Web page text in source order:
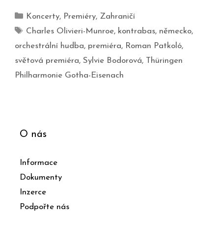
Koncerty, Premiéry, Zahraničí
Charles Olivieri-Munroe, kontrabas, německo,
orchestrální hudba, premiéra, Roman Patkoló,
světová premiéra, Sylvie Bodorová, Thüringen
Philharmonie Gotha-Eisenach
O nás
Informace
Dokumenty
Inzerce
Podpořte nás